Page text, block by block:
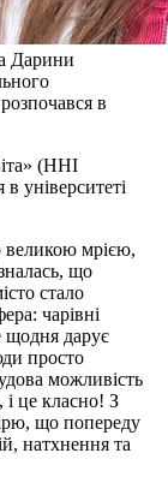
Дарини
в
(ННІ
університеті
великою мрією,
що
стало
чарівні
щодня дарує
просто
можливість
і це класно! З
що попереду
натхнення та